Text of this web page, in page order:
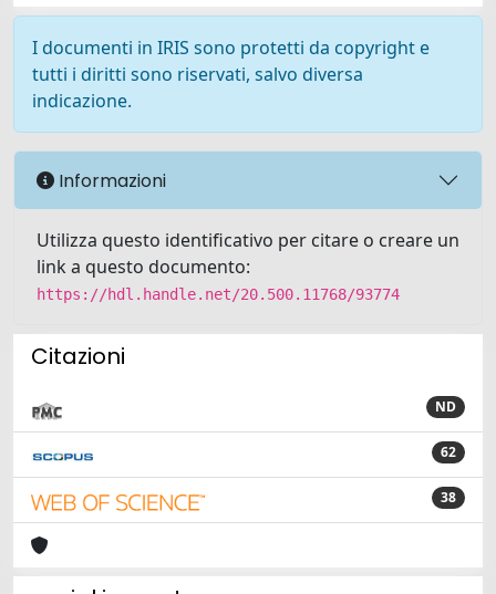
I documenti in IRIS sono protetti da copyright e
tutti i diritti sono riservati, salvo diversa
indicazione.
Informazioni
Utilizza questo identificativo per citare o creare un
link a questo documento:
https://hdl.handle.net/20.500.11768/93774
Citazioni
ND
62
38